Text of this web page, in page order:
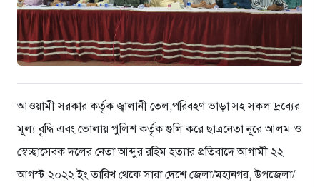
আওয়ামী সরকার কর্তৃক জ্বালানী তেল,পরিবহণ ভাড়া সহ সকল দ্রব্যের
মূল্য বৃদ্ধি এবং ভোলায় পুলিশ কর্তৃক গুলি করে ছাত্রনেতা নূরে আলম ও
স্বেচ্ছাসেবক দলের নেতা আব্দুর রহিম হত্যার প্রতিবাদে আগামী ২২
আগস্ট ২০২২ ইং তারিখ থেকে সারা দেশে জেলা/মহানগর, উপজেলা/